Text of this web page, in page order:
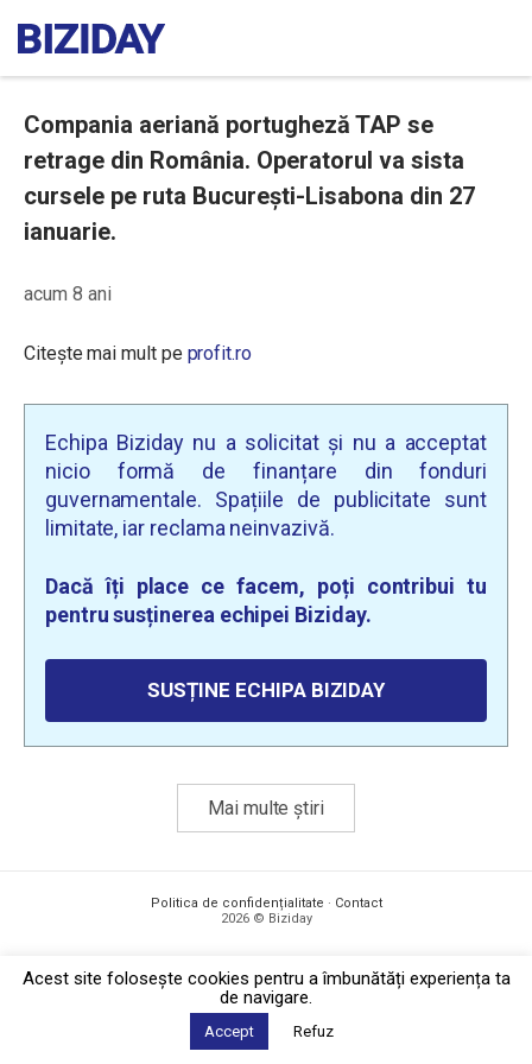
Compania aeriană portugheză TAP se
retrage din România. Operatorul va sista
cursele pe ruta București-Lisabona din 27
ianuarie.
acum 8 ani
Citește mai mult pe profit.ro
Echipa Biziday nu a solicitat și nu a acceptat
nicio formă de finanțare din fonduri
guvernamentale. Spațiile de publicitate sunt
limitate, iar reclama neinvazivă.
Dacă îți place ce facem, poți contribui tu
pentru susținerea echipei Biziday.
SUSȚINE ECHIPA BIZIDAY
Mai multe știri
Politica de confidențialitate · Contact
2026 © Biziday
Acest site foloseşte cookies pentru a îmbunătăți experiența ta
de navigare.
Accept Refuz